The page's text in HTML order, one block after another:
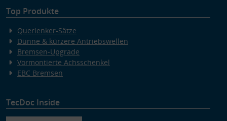
Top Produkte
Querlenker-Sätze
Dünne & kürzere Antriebswellen
Bremsen-Upgrade
Vormontierte Achsschenkel
EBC Bremsen
TecDoc Inside